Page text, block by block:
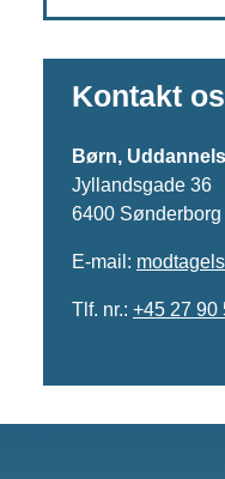
Kontakt os
Børn,
Jyllandsgade 36
6400 Sønderborg
E-mail:
Tlf. nr.: +45 27 90